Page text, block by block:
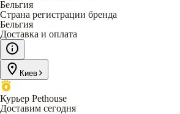
Бельгия
Страна регистрации бренда
Бельгия
Доставка и оплата
Киев
Курьер Pethouse
Доставим сегодня